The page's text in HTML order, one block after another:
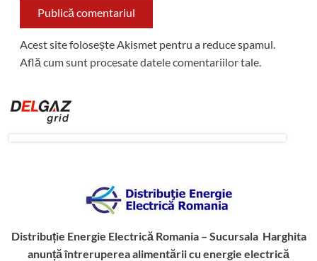
Acest site folosește Akismet pentru a reduce spamul.
Află cum sunt procesate datele comentariilor tale.
Distribuție Energie Electrică Romania – Sucursala Harghita
anunță întreruperea alimentării cu energie electrică